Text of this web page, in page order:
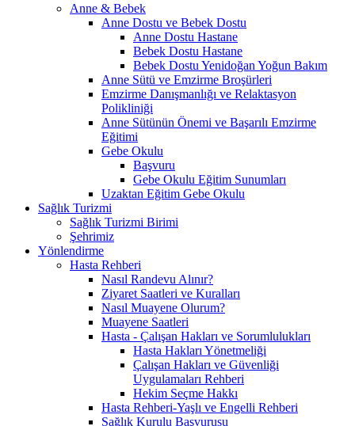
Anne & Bebek
Anne Dostu ve Bebek Dostu
Anne Dostu Hastane
Bebek Dostu Hastane
Bebek Dostu Yenidoğan Yoğun Bakım
Anne Sütü ve Emzirme Broşürleri
Emzirme Danışmanlığı ve Relaktasyon
Polikliniği
Anne Sütünün Önemi ve Başarılı Emzirme
Eğitimi
Gebe Okulu
Başvuru
Gebe Okulu Eğitim Sunumları
Uzaktan Eğitim Gebe Okulu
Sağlık Turizmi
Sağlık Turizmi Birimi
Şehrimiz
Yönlendirme
Hasta Rehberi
Nasıl Randevu Alınır?
Ziyaret Saatleri ve Kuralları
Nasıl Muayene Olurum?
Muayene Saatleri
Hasta - Çalışan Hakları ve Sorumlulukları
Hasta Hakları Yönetmeliği
Çalışan Hakları ve Güvenliği
Uygulamaları Rehberi
Hekim Seçme Hakkı
Hasta Rehberi-Yaşlı ve Engelli Rehberi
Sağlık Kurulu Başvurusu